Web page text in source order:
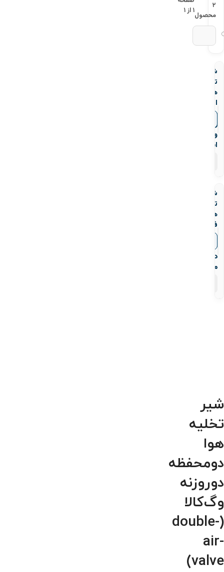
۲
محصول۱ از ۱
شیر
تخلیه
هوا
اتوماتیک
دو
روزنه
وگ
ایران
شیر
تخلیه
هوا
فلنجدار
چدنی
دومحفظه
دوروزنه
میراب
شیر
تخلیه
هوا
دومحفظه
دوروزنه
وگ‌کالا
(double-
air-
valve)